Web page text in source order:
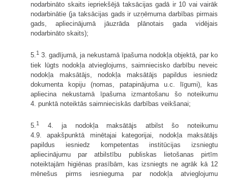
nodarbināto skaits iepriekšējā taksācijas gadā ir 10 vai vairāk
nodarbinātie (ja taksācijas gads ir uzņēmuma darbības pirmais
gads, apliecinājumā jāuzrāda plānotais gada vidējais
nodarbināto skaits);
5.1 3. gadījumā, ja nekustamā īpašuma nodokļa objektā, par ko
tiek lūgts nodokļa atvieglojums, saimniecisko darbību neveic
nodokļa maksātājs, nodokļa maksātājs papildus iesniedz
dokumenta kopiju (nomas, patapinājuma u.c. līgumi), kas
apliecina nekustamā īpašuma izmantošanu šo noteikumu
4. punktā noteiktās saimnieciskās darbības veikšanai;
5. 1
4. ja nodokļa maksātājs atbilst šo noteikumu
4.9. apakšpunktā minētajai kategorijai, nodokļa maksātājs
papildus iesniedz kompetentas institūcijas izsniegtu
apliecinājumu par atbilstību publiskas lietošanas pirtīm
noteiktajām higiēnas prasībām, kas izsniegts ne agrāk kā 12
mēnešus pirms iesnieguma par nodokļa atvieglojumu